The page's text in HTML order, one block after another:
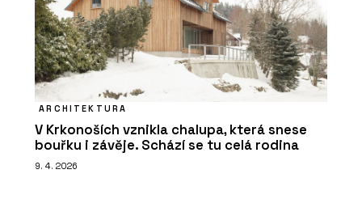
ARCHITEKTURA
V Krkonoších vznikla chalupa, která snese
bouřku i závěje. Schází se tu celá rodina
9. 4. 2026